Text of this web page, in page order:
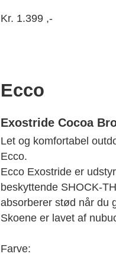
Kr. 1.399 ,-
Ecco
Exostride Cocoa
Let og komfortabel
Ecco.
Ecco Exostride er
beskyttende SHOCK-
absorberer stød når du
Skoene er lavet af
Farve: